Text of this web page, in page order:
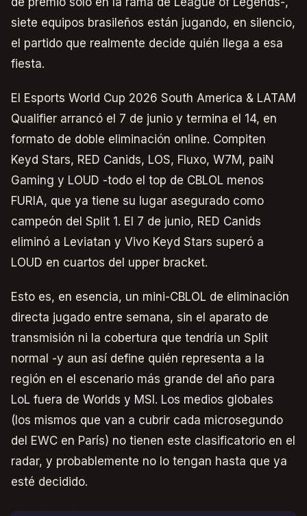
siete equipos brasileños están jugando, en silencio,
el partido que realmente decide quién llega a esa
fiesta.
El Esports World Cup 2026 South America & LATAM
Qualifier arrancó el 7 de junio y termina el 14, en
formato de doble eliminación online. Compiten
Keyd Stars, RED Canids, LOS, Fluxo, W7M, paiN
Gaming y LOUD -todo el top de CBLOL menos
FURIA, que ya tiene su lugar asegurado como
campeón del Split 1. El 7 de junio, RED Canids
eliminó a Leviatan y Vivo Keyd Stars superó a
LOUD en cuartos del upper bracket.
Esto es, en esencia, un mini-CBLOL de eliminación
directa jugado entre semana, sin el aparato de
transmisión ni la cobertura que tendría un Split
normal -y aun así define quién representa a la
región en el escenario más grande del año para
LoL fuera de Worlds y MSI. Los medios globales
(los mismos que van a cubrir cada microsegundo
del EWC en París) no tienen este clasificatorio en el
radar, y probablemente no lo tengan hasta que ya
esté decidido.